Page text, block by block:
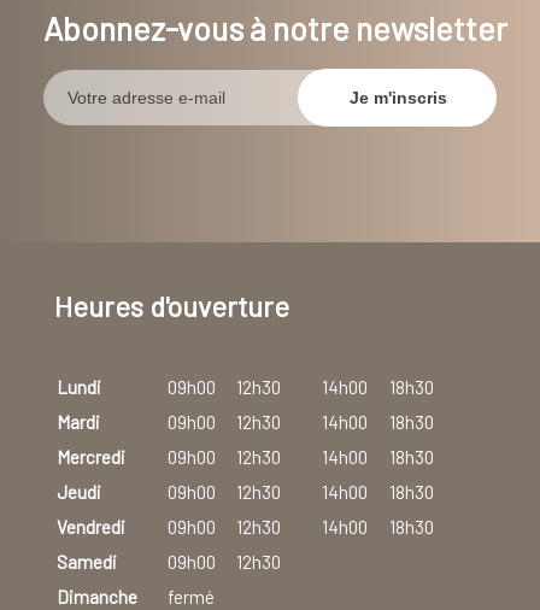
Abonnez-vous à notre newsletter
Heures d'ouverture
Lundi 09h00 12h30 14h00
18h30
Mardi
09h00 12h30 14h00
18h30
Mercredi
09h00 12h30 14h00
18h30
Jeudi
09h00 12h30 14h00
18h30
Vendredi
09h00 12h30 14h00
18h30
Samedi
09h00
12h30
Dimanche
fermé